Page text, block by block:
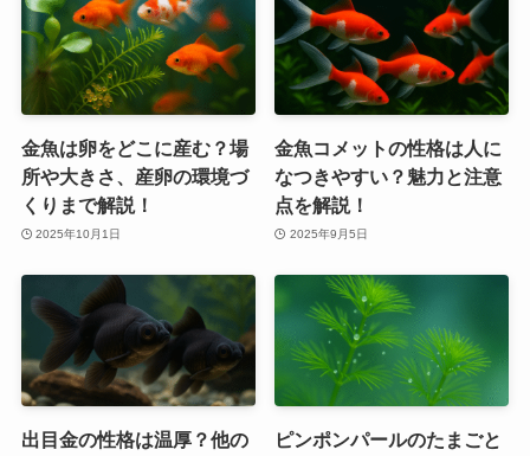
金魚は卵をどこに産む？場
所や大きさ、産卵の環境づ
くりまで解説！
2025年10月1日
金魚コメットの性格は人に
なつきやすい？魅力と注意
点を解説！
2025年9月5日
出目金の性格は温厚？他の
ピンポンパールのたまごと